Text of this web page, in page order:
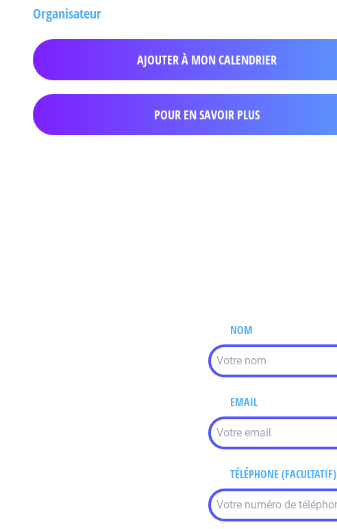
Organisateur
AJOUTER À MON CALENDRIER
POUR EN SAVOIR PLUS
NOM
EMAIL
TÉLÉPHONE (FACULTATIF)